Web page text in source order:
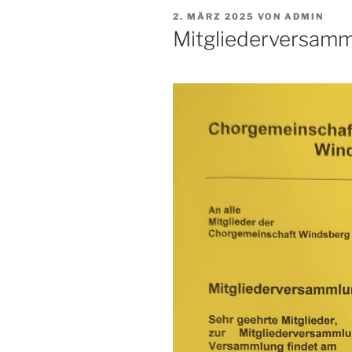
VERÖFFENTLICHT
AM
2. MÄRZ 2025 VON ADMIN